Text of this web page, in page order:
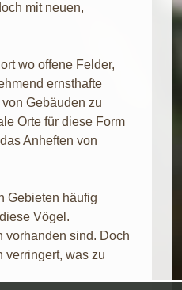
mit neuen,
wo offene Felder,
ernsthafte
Gebäuden zu
Orte für diese Form
Anheften von
Gebieten häufig
Vögel.
vorhanden sind. Doch
verringert, was zu